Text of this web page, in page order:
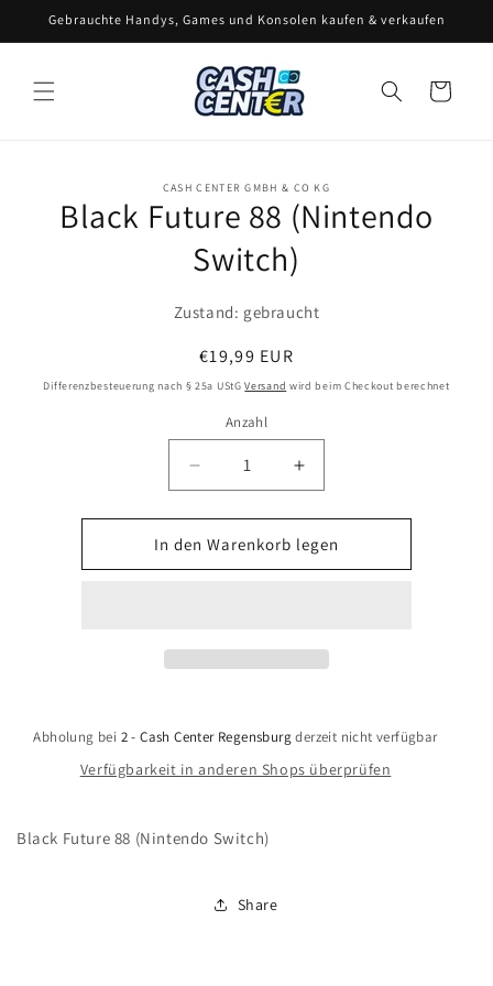
zum
Inhalt
Gebrauchte Handys, Games und Konsolen kaufen & verkaufen
Warenkorb
CASH CENTER GMBH & CO KG
Black Future 88 (Nintendo
Switch)
Zustand: gebraucht
Normaler
Preis
€19,99 EUR
Differenzbesteuerung nach § 25a UStGVersand wird beim Checkout berechnet
Anzahl
Anzahl
Verringere
die
Menge
für
Black
Erhöhe
die
Menge
für
Black
In den Warenkorb legen
Abholung bei 2 - Cash Center Regensburgderzeit nicht verfügbar
Verfügbarkeit in anderen Shops überprüfen
Black Future 88 (Nintendo Switch)
Share